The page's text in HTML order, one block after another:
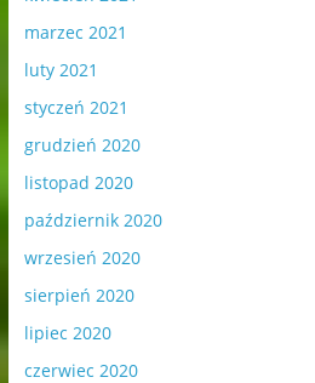
marzec 2021
luty 2021
styczeń 2021
grudzień 2020
listopad 2020
październik 2020
wrzesień 2020
sierpień 2020
lipiec 2020
czerwiec 2020